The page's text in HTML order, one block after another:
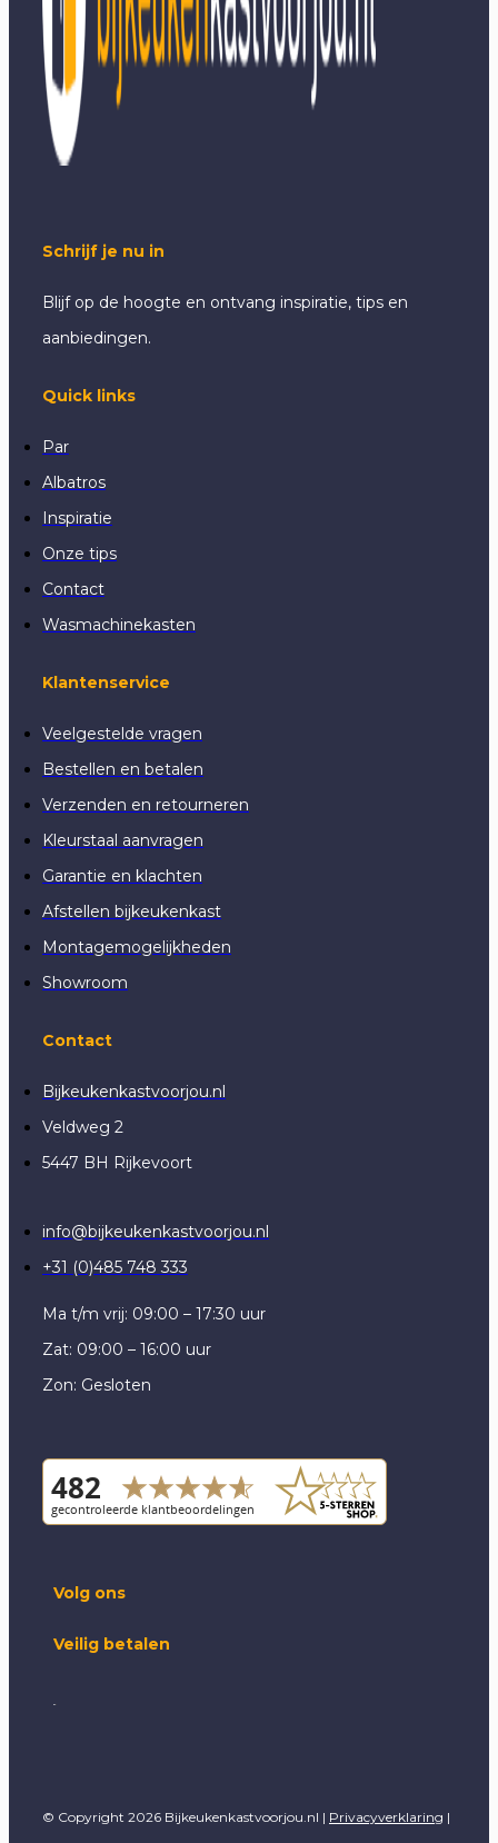
Schrijf je nu in
Blijf op de hoogte en ontvang inspiratie, tips en
aanbiedingen.
Quick links
Par
Albatros
Inspiratie
Onze tips
Contact
Wasmachinekasten
Klantenservice
Veelgestelde vragen
Bestellen en betalen
Verzenden en retourneren
Kleurstaal aanvragen
Garantie en klachten
Afstellen bijkeukenkast
Montagemogelijkheden
Showroom
Contact
Bijkeukenkastvoorjou.nl
Veldweg 2
5447 BH Rijkevoort
info@bijkeukenkastvoorjou.nl
+31 (0)485 748 333
Ma t/m vrij: 09:00 – 17:30 uur
Zat: 09:00 – 16:00 uur
Zon: Gesloten
Volg ons
Veilig betalen
© Copyright 2026 Bijkeukenkastvoorjou.nl | Privacyverklaring |